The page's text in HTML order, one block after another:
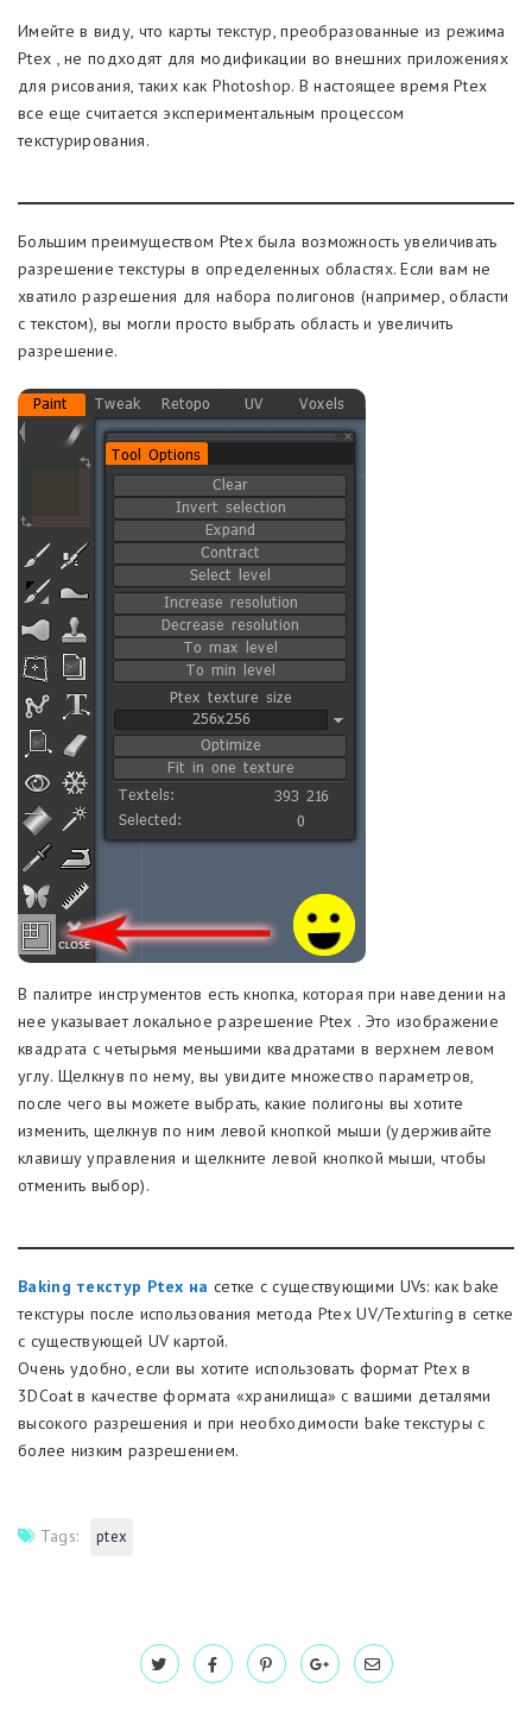
Имейте в виду, что карты текстур, преобразованные из режима
Ptex , не подходят для модификации во внешних приложениях
для рисования, таких как Photoshop. В настоящее время Ptex
все еще считается экспериментальным процессом
текстурирования.
Большим преимуществом Ptex была возможность увеличивать
разрешение текстуры в определенных областях. Если вам не
хватило разрешения для набора полигонов (например, области
с текстом), вы могли просто выбрать область и увеличить
разрешение.
В палитре инструментов есть кнопка, которая при наведении на
нее указывает локальное разрешение Ptex . Это изображение
квадрата с четырьмя меньшими квадратами в верхнем левом
углу. Щелкнув по нему, вы увидите множество параметров,
после чего вы можете выбрать, какие полигоны вы хотите
изменить, щелкнув по ним левой кнопкой мыши (удерживайте
клавишу управления и щелкните левой кнопкой мыши, чтобы
отменить выбор).
Baking текстур Ptex на сетке с существующими UVs: как bake
текстуры после использования метода Ptex UV/Texturing в сетке
с существующей UV картой.
Очень удобно, если вы хотите использовать формат Ptex в
3DCoat в качестве формата «хранилища» с вашими деталями
высокого разрешения и при необходимости bake текстуры с
более низким разрешением.
Tags: ptex